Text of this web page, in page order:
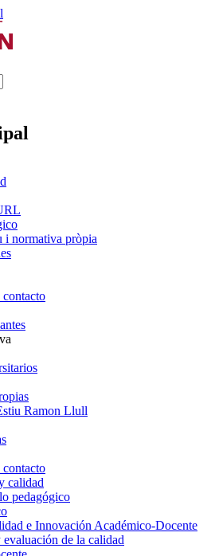
i normativa pròpia
Ramon Llull
calidad
pedagógico
e Innovación Académico-Docente
de la calidad